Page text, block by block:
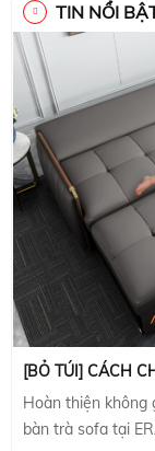
TIN NỔI
[BỎ TÚI] CÁCH
Hoàn thiện không
bàn trà sofa tại